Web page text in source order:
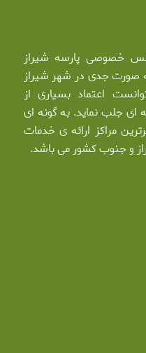
خصوصی پارسه شیراز
را به صورت جدی در شهر شیراز
اعتماد بسیاری از
ای جلب نماید. به گونه ای
مراکز ارائه ی خدمات
و جنوب کشور می باشد.